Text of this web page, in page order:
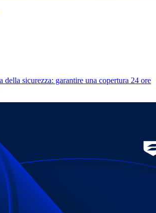
della sicurezza: garantire una copertura 24 ore